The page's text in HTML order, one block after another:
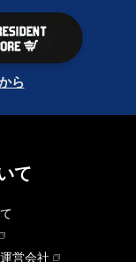
ら
て
運営会社